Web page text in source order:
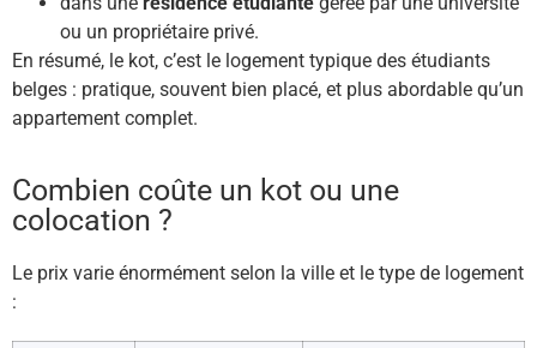
ou un propriétaire privé.
En résumé, le kot, c’est le logement typique des étudiants
belges : pratique, souvent bien placé, et plus abordable qu’un
appartement complet.
Combien coûte un kot ou une
colocation ?
Le prix varie énormément selon la ville et le type de logement
: